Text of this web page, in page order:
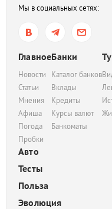
Мы в социальных сетях:
Главное
Новости
Статьи
Мнения
Афиша
Погода
Пробки
Банки
Каталог банков
Вклады
Кредиты
Курсы валют
Банкоматы
Авто
Тесты
Польза
Эволюция